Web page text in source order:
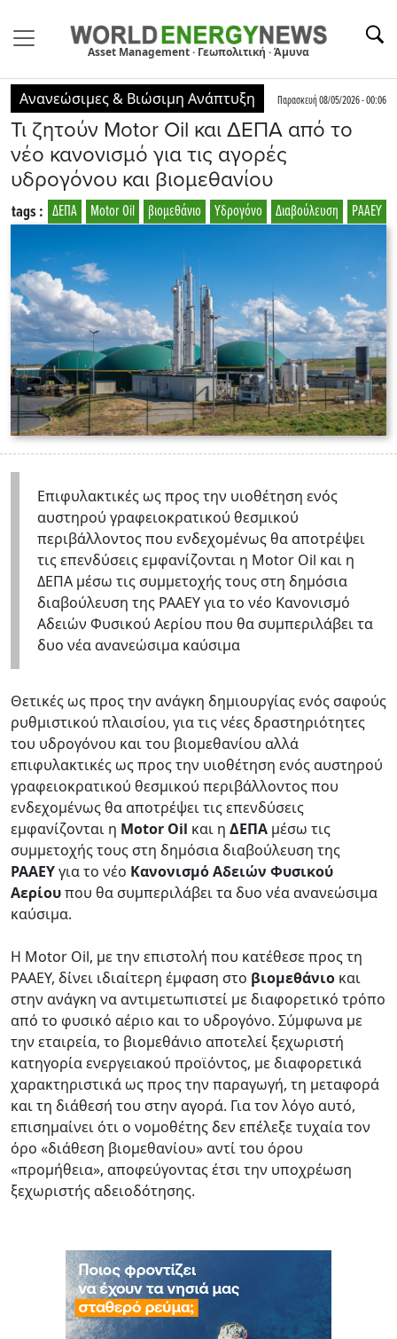
Asset Management · Γεωπολιτική · Άμυνα
Ανανεώσιμες & Βιώσιμη Ανάπτυξη Παρασκευή 08/05/2026 - 00:06
Τι ζητούν Μotor Oil και ΔΕΠΑ από το
νέο κανονισμό για τις αγορές
υδρογόνου και βιομεθανίου
ΡΑΑΕΥ
Διαβούλευση
Υδρογόνο
βιομεθάνιο
Motor Oil
ΔΕΠΑ
tags :
Επιφυλακτικές ως προς την υιοθέτηση ενός
αυστηρού γραφειοκρατικού θεσμικού
περιβάλλοντος που ενδεχομένως θα αποτρέψει
τις επενδύσεις εμφανίζονται η Motor Oil και η
ΔΕΠΑ μέσω τις συμμετοχής τους στη δημόσια
διαβούλευση της ΡΑΑΕΥ για το νέο Κανονισμό
Αδειών Φυσικού Αερίου που θα συμπεριλάβει τα
δυο νέα ανανεώσιμα καύσιμα
Θετικές ως προς την ανάγκη δημιουργίας ενός σαφούς
ρυθμιστικού πλαισίου, για τις νέες δραστηριότητες
του υδρογόνου και του βιομεθανίου αλλά
επιφυλακτικές ως προς την υιοθέτηση ενός αυστηρού
γραφειοκρατικού θεσμικού περιβάλλοντος που
ενδεχομένως θα αποτρέψει τις επενδύσεις
εμφανίζονται η Motor Oil και η ΔΕΠΑ μέσω τις
συμμετοχής τους στη δημόσια διαβούλευση της
ΡΑΑΕΥγια το νέο Κανονισμό Αδειών Φυσικού
Αερίουπου θα συμπεριλάβει τα δυο νέα ανανεώσιμα
καύσιμα.
Η Motor Oil, με την επιστολή που κατέθεσε προς τη
ΡΑΑΕΥ, δίνει ιδιαίτερη έμφαση στο βιομεθάνιο και
στην ανάγκη να αντιμετωπιστεί με διαφορετικό τρόπο
από το φυσικό αέριο και το υδρογόνο. Σύμφωνα με
την εταιρεία, το βιομεθάνιο αποτελεί ξεχωριστή
κατηγορία ενεργειακού προϊόντος, με διαφορετικά
χαρακτηριστικά ως προς την παραγωγή, τη μεταφορά
και τη διάθεσή του στην αγορά. Για τον λόγο αυτό,
επισημαίνει ότι ο νομοθέτης δεν επέλεξε τυχαία τον
όρο «διάθεση βιομεθανίου» αντί του όρου
«προμήθεια», αποφεύγοντας έτσι την υποχρέωση
ξεχωριστής αδειοδότησης.